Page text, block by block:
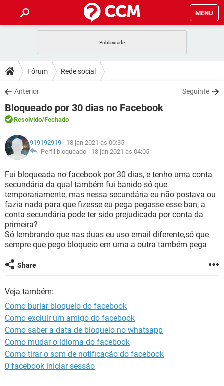
MENU
CELULAR
OUTLOOK
INSTAGRAM GMAIL
GUIA DE COMPRAS
DICAS
JOGOS
OUTLOOK
INSTAGRAM
GUIA DE COMPRAS
DOWNLOADS
JOGOS WHATSAPP
CELULAR
OUTLOOK EXCEL
INSTAGRAM
GUIA DE COMPRAS
FÓRUM
JOGOS
CELULAR FACEBOOK
INSTAGRAM GMAIL
GUIA DE COMPRAS
GLOSSÁRIO
JOGOS
CELULAR FACEBOOK
OUTLOOK EXCEL
INSTAGRAM GMAIL
GUIA DE COMPRAS
Fórum Rede social
Anterior Seguinte
Bloqueado por 30 dias no Facebook
Resolvido/Fechado
919192919 - 18 jan 2021 às 00:35
Perfil bloqueado - 18 jan 2021 às 04:05
Fui bloqueada no facebook por 30 dias, e tenho uma conta
secundária da qual também fui banido só que
temporariamente, mas nessa secundária eu não postava ou
fazia nada para que fizesse eu pega pegasse esse ban, a
conta secundária pode ter sido prejudicada por conta da
primeira?
Só lembrando que nas duas eu uso email diferente,só que
sempre que pego bloqueio em uma a outra também pega
Share
Veja também:
Como burlar bloqueio do facebook
Como excluir um amigo do facebook
Como saber a data de bloqueio no whatsapp
Como mudar o idioma do facebook
Como tirar o som de notificação do facebook
0 facebook iniciar sessão